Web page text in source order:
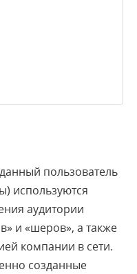
пользователь
используются
аудитории
и «шеров», а также
компании в сети.
созданные